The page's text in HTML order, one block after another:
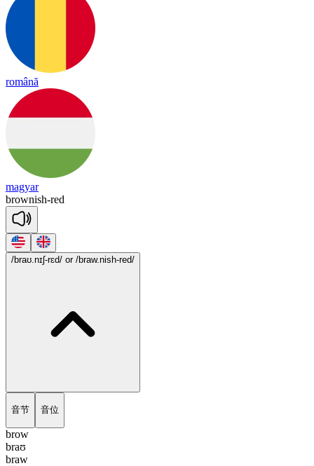
română
magyar
brownish-red
/braʊ.nɪʃ-rɛd/ or /braw.nish-red/
音节 音位
brow
braʊ
braw